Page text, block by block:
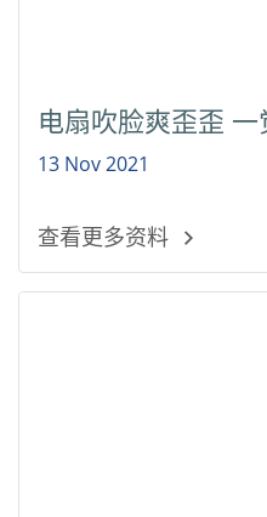
电扇吹脸爽歪歪 一
13 Nov 2021
查看更多资料